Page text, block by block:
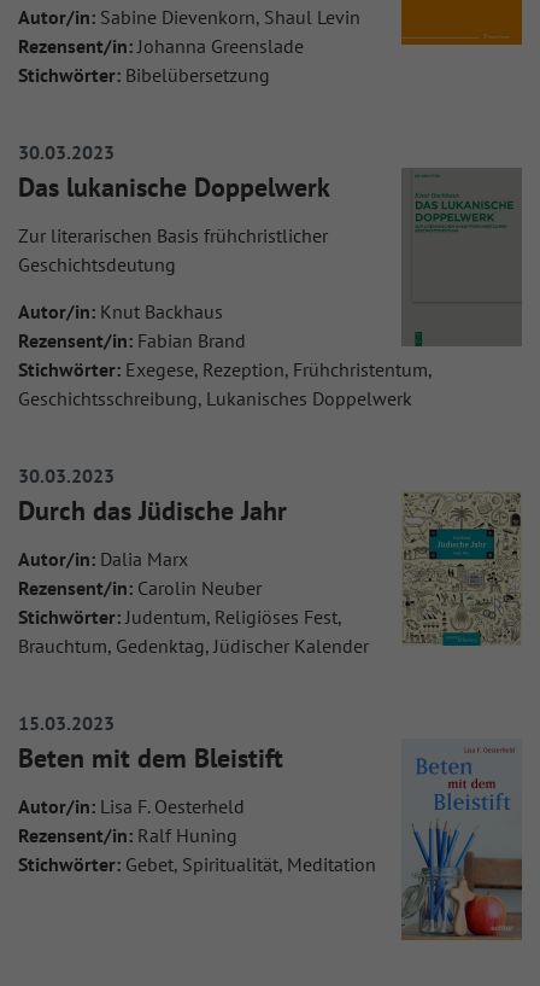
Autor/in: Sabine Dievenkorn, Shaul Levin
Rezensent/in:Johanna Greenslade
Stichwörter: Bibelübersetzung
30.03.2023
Das lukanische Doppelwerk
Zur literarischen Basis frühchristlicher
Geschichtsdeutung
Autor/in: Knut Backhaus
Rezensent/in: Fabian Brand
Stichwörter: Exegese, Rezeption, Frühchristentum,
Geschichtsschreibung, Lukanisches Doppelwerk
30.03.2023
Durch das Jüdische Jahr
Autor/in: Dalia Marx
Rezensent/in: Carolin Neuber
Stichwörter:Judentum, Religiöses Fest,
Brauchtum, Gedenktag, Jüdischer Kalender
15.03.2023
Beten mit dem Bleistift
Autor/in: Lisa F. Oesterheld
Rezensent/in: Ralf Huning
Stichwörter: Gebet, Spiritualität, Meditation